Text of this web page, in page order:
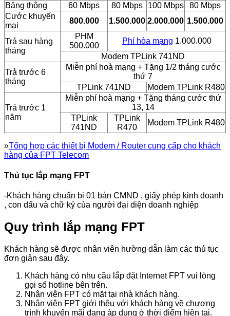
Băng thông
60 Mbps 80 Mbps 100 Mbps
80 Mbps
Cước khuyến
mại
800.000 1.500.000 2.000.000 1.500.000
Trả sau hàng
tháng
PHM
500.000
Phí hòa mạng 1.000.000
Modem TPLink 741ND
Trả trước 6
tháng
Miễn phí hoà mạng + Tặng 1/2 tháng cước
thứ 7
TPLink 741ND
Modem TPLink R480
Trả trước 1
năm
Miễn phí hoà mạng + Tặng tháng cước thứ
13, 14
TPLink
741ND
TPLink
R470
Modem TPLink R480
»Tổng hợp các thiết bị Modem / Router cung cấp cho khách
hàng của FPT Telecom
Thủ tục lắp mạng FPT
-Khách hàng chuẩn bị 01 bản CMND , giấy phép kinh doanh
, con dấu và chữ ký của người đại diện doanh nghiệp
Quy trình lắp mạng FPT
Khách hàng sẽ được nhân viên hường dẫn làm các thủ tục
đơn giản sau đây.
Khách hàng có nhu cầu lắp đặt Internet FPT vui lòng
gọi số hotline bên trên.
Nhân viên FPT có mặt tại nhà khách hàng.
Nhân viên FPT giới thệu với khách hàng về chương
trình khuyến mãi đang áp dụng ở thời điểm hiện tại.